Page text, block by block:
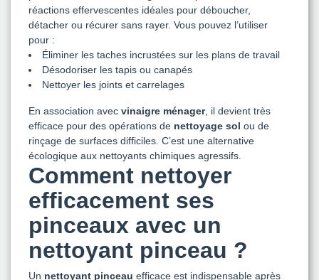
réactions effervescentes idéales pour déboucher,
détacher ou récurer sans rayer. Vous pouvez l’utiliser
pour :
Éliminer les taches incrustées sur les plans de travail
Désodoriser les tapis ou canapés
Nettoyer les joints et carrelages
En association avec vinaigre ménager, il devient très
efficace pour des opérations de nettoyage sol ou de
rinçage de surfaces difficiles. C’est une alternative
écologique aux nettoyants chimiques agressifs.
Comment nettoyer
efficacement ses
pinceaux avec un
nettoyant pinceau ?
Un nettoyant pinceau efficace est indispensable après